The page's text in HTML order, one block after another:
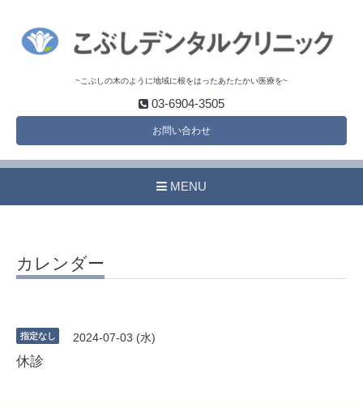
~こぶしの木のように地域に根をはったあたたかい医療を~
03-6904-3505
お問い合わせ
MENU
カレンダー
指定なし 2024-07-03 (水)
休診